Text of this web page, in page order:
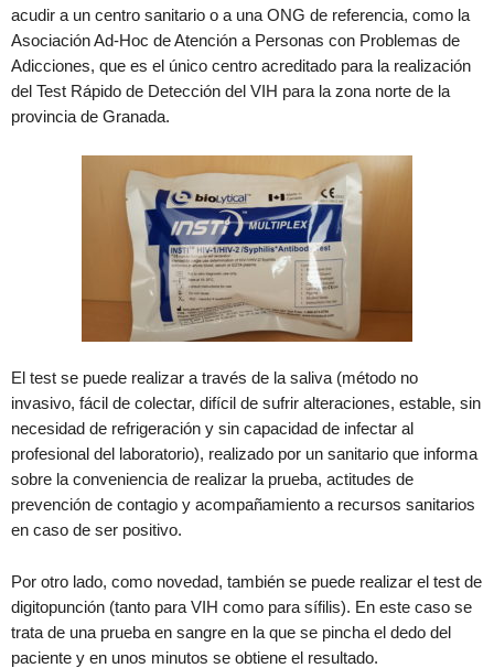
acudir a un centro sanitario o a una ONG de referencia, como la
Asociación Ad-Hoc de Atención a Personas con Problemas de
Adicciones, que es el único centro acreditado para la realización
del Test Rápido de Detección del VIH para la zona norte de la
provincia de Granada.
El test se puede realizar a través de la saliva (método no
invasivo, fácil de colectar, difícil de sufrir alteraciones, estable, sin
necesidad de refrigeración y sin capacidad de infectar al
profesional del laboratorio), realizado por un sanitario que informa
sobre la conveniencia de realizar la prueba, actitudes de
prevención de contagio y acompañamiento a recursos sanitarios
en caso de ser positivo.
Por otro lado, como novedad, también se puede realizar el test de
digitopunción (tanto para VIH como para sífilis). En este caso se
trata de una prueba en sangre en la que se pincha el dedo del
paciente y en unos minutos se obtiene el resultado.